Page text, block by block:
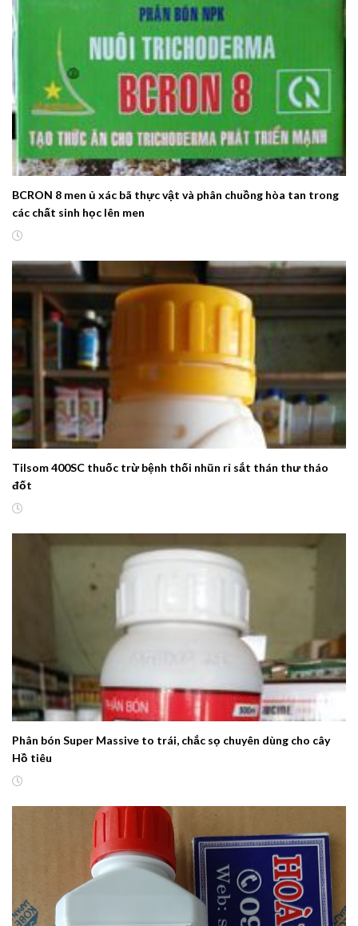
BCRON 8 men ủ xác bã thực vật và phân chuồng hòa tan trong
các chất sinh học lên men
Tilsom 400SC thuốc trừ bệnh thối nhũn rỉ sắt thán thư tháo
đốt
Phân bón Super Massive to trái, chắc sọ chuyên dùng cho cây
Hồ tiêu